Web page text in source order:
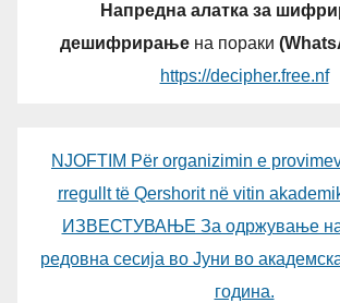
Напредна алатка за
дешифрирањена пораки
https://decipher.free.nf
NJOFTIM Për organizimin e
rregullt të Qershorit në vitin
ИЗВЕСТУВАЊЕ За одржување на
редовна сесија во Јуни во
година.